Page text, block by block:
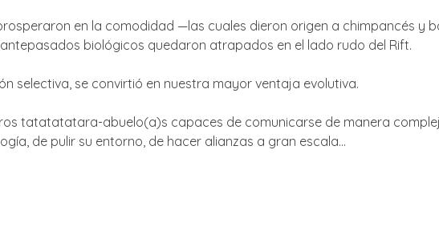
en la comodidad —las cuales dieron origen a chimpancés y
biológicos quedaron atrapados en el lado rudo del Rift.
selectiva, se convirtió en nuestra mayor ventaja evolutiva.
tatatatatara-abuelo(a)s capaces de comunicarse de manera
de pulir su entorno, de hacer alianzas a gran escala…